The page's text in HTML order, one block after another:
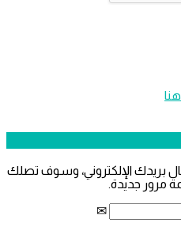
الإلكتروني، وسوف تصلك
جديدة.